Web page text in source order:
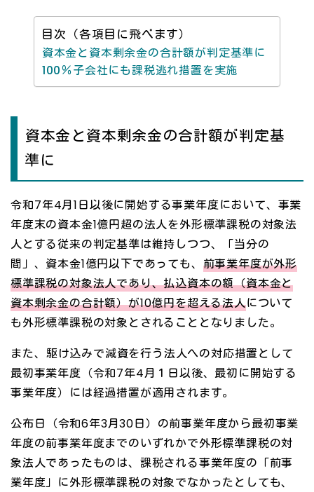
目次（各項目に飛べます）
資本金と資本剰余金の合計額が判定基準に
100％子会社にも課税逃れ措置を実施
資本金と資本剰余金の合計額が判定基
準に
令和7年4月1日以後に開始する事業年度において、事業
年度末の資本金1億円超の法人を外形標準課税の対象法
人とする従来の判定基準は維持しつつ、「当分の
間」、資本金1億円以下であっても、 前事業年度が外形
標準課税の対象法人であり、払込資本の額（資本金と
資本剰余金の合計額）が10億円を超える法人について
も外形標準課税の対象とされることとなりました。
また、駆け込みで減資を行う法人への対応措置として
最初事業年度（令和7年4月１日以後、最初に開始する
事業年度）には経過措置が適用されます。
公布日（令和6年3月30日）の前事業年度から最初事業
年度の前事業年度までのいずれかで外形標準課税の対
象法人であったものは、課税される事業年度の「前事
業年度」に外形標準課税の対象でなかったとしても、